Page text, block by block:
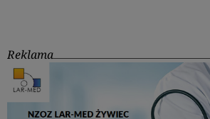
Reklama